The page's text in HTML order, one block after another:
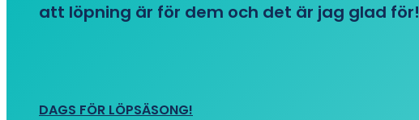
att löpning är för dem och det är jag glad för!
DAGS FÖR LÖPSÄSONG!